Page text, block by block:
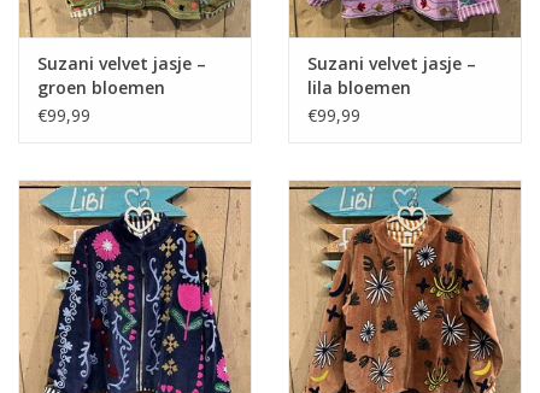
Suzani velvet jasje –
groen bloemen
€99,99
Suzani velvet jasje –
lila bloemen
€99,99